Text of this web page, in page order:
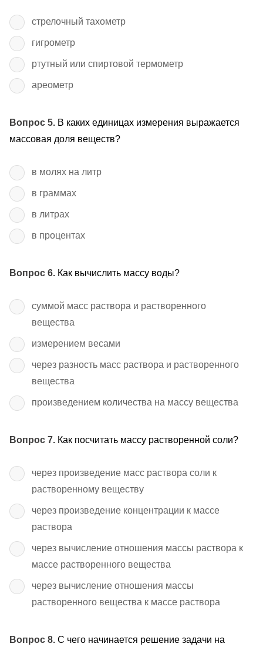
стрелочный тахометр
гигрометр
ртутный или спиртовой термометр
ареометр
Вопрос 5. В каких единицах измерения выражается
массовая доля веществ?
в молях на литр
в граммах
в литрах
в процентах
Вопрос 6. Как вычислить массу воды?
суммой масс раствора и растворенного
вещества
измерением весами
через разность масс раствора и растворенного
вещества
произведением количества на массу вещества
Вопрос 7. Как посчитать массу растворенной соли?
через произведение масс раствора соли к
растворенному веществу
через произведение концентрации к массе
раствора
через вычисление отношения массы раствора к
массе растворенного вещества
через вычисление отношения массы
растворенного вещества к массе раствора
Вопрос 8. С чего начинается решение задачи на